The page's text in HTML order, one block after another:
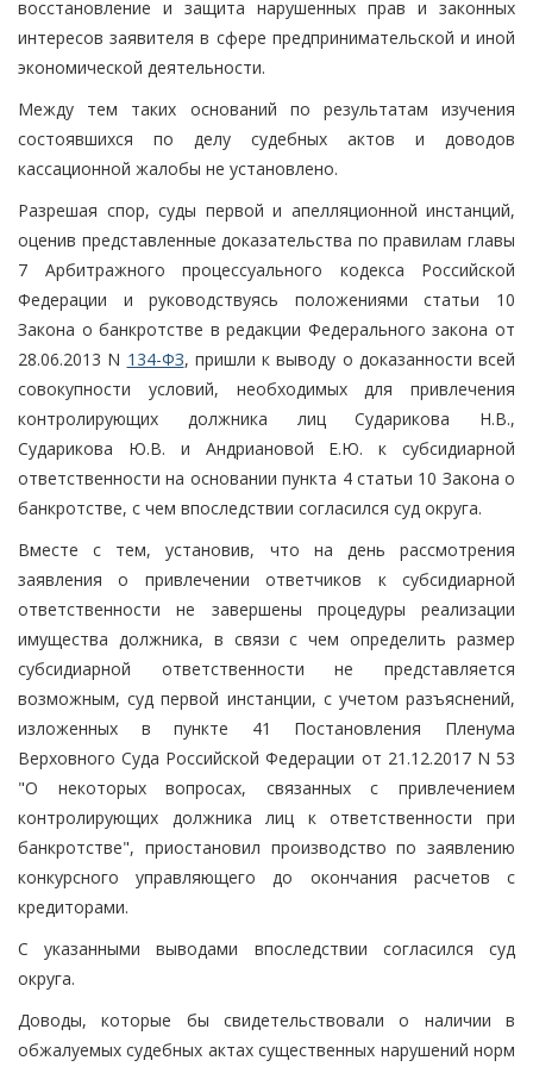
восстановление и защита нарушенных прав и законных
интересов заявителя в сфере предпринимательской и иной
экономической деятельности.
Между тем таких оснований по результатам изучения
состоявшихся по делу судебных актов и доводов
кассационной жалобы не установлено.
Разрешая спор, суды первой и апелляционной инстанций,
оценив представленные доказательства по правилам главы
7 Арбитражного процессуального кодекса Российской
Федерации и руководствуясь положениями статьи 10
Закона о банкротстве в редакции Федерального закона от
28.06.2013 N 134-ФЗ, пришли к выводу о доказанности всей
совокупности условий, необходимых для привлечения
контролирующих должника лиц Сударикова Н.В.,
Сударикова Ю.В. и Андриановой Е.Ю. к субсидиарной
ответственности на основании пункта 4 статьи 10 Закона о
банкротстве, с чем впоследствии согласился суд округа.
Вместе с тем, установив, что на день рассмотрения
заявления о привлечении ответчиков к субсидиарной
ответственности не завершены процедуры реализации
имущества должника, в связи с чем определить размер
субсидиарной ответственности не представляется
возможным, суд первой инстанции, с учетом разъяснений,
изложенных в пункте 41 Постановления Пленума
Верховного Суда Российской Федерации от 21.12.2017 N 53
"О некоторых вопросах, связанных с привлечением
контролирующих должника лиц к ответственности при
банкротстве", приостановил производство по заявлению
конкурсного управляющего до окончания расчетов с
кредиторами.
С указанными выводами впоследствии согласился суд
округа.
Доводы, которые бы свидетельствовали о наличии в
обжалуемых судебных актах существенных нарушений норм